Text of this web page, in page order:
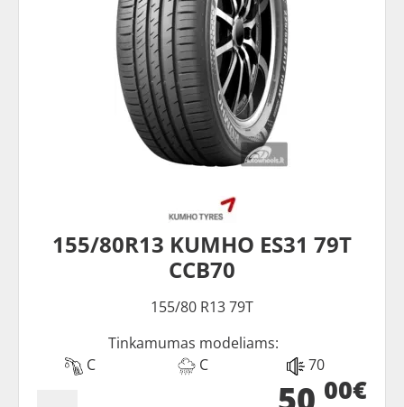
155/80R13 KUMHO ES31 79T
CCB70
155/80 R13 79T
Tinkamumas modeliams:
C
C 70
00€